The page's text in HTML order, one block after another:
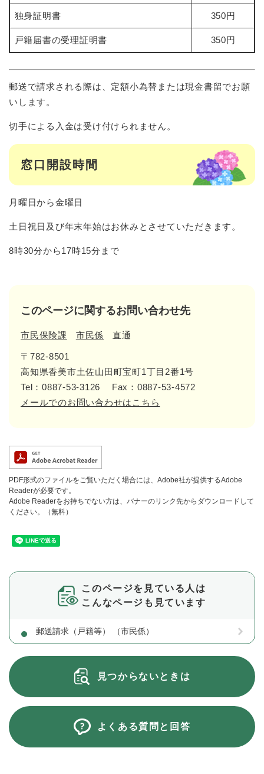
独身証明書 350円
戸籍届書の受理証明書 350円
郵送で請求される際は、定額小為替または現金書留でお願
いします。
切手による入金は受け付けられません。
窓口開設時間
月曜日から金曜日
土日祝日及び年末年始はお休みとさせていただきます。
8時30分から17時15分まで
このページに関するお問い合わせ先
市民保険課 市民係 直通
〒782-8501
高知県香美市土佐山田町宝町1丁目2番1号
Tel：0887-53-3126
Fax：0887-53-4572
メールでのお問い合わせはこちら
PDF形式のファイルをご覧いただく場合には、Adobe社が提供するAdobe
Readerが必要です。
Adobe Readerをお持ちでない方は、バナーのリンク先からダウンロードして
ください。（無料）
このページを見ている人は
こんなページも見ています
郵送請求（戸籍等） （市民係）
見つからないときは
よくある質問と回答